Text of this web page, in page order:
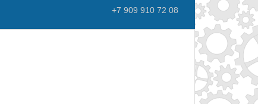
+7 909 910 72 08